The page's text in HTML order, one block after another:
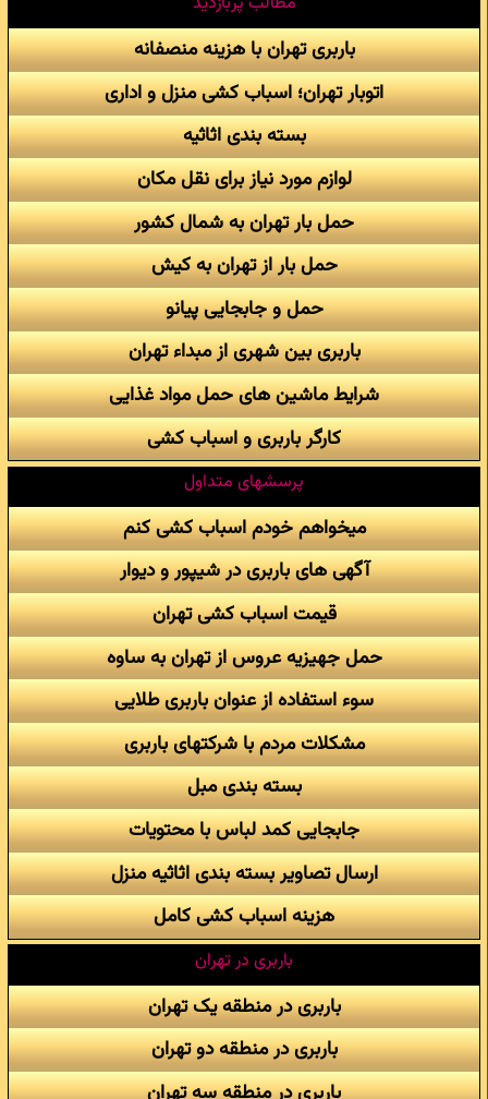
باربری تهران با هزینه منصفانه
اتوبار تهران؛ اسباب کشی منزل و اداری
بسته بندی اثاثیه
لوازم مورد نیاز برای نقل مکان
حمل بار تهران به شمال کشور
حمل بار از تهران به کیش
حمل و جابجایی پیانو
باربری بین شهری از مبداء تهران
شرایط ماشین های حمل مواد غذایی
کارگر باربری و اسباب کشی
پرسشهای متداول
میخواهم خودم اسباب کشی کنم
آگهی های باربری در شیپور و دیوار
قیمت اسباب کشی تهران
حمل جهیزیه عروس از تهران به ساوه
سوء استفاده از عنوان باربری طلایی
مشکلات مردم با شرکتهای باربری
بسته بندی مبل
جابجایی کمد لباس با محتویات
ارسال تصاویر بسته بندی اثاثیه منزل
هزینه اسباب کشی کامل
باربری در تهران
باربری در منطقه یک تهران
باربری در منطقه دو تهران
باربری در منطقه سه تهران